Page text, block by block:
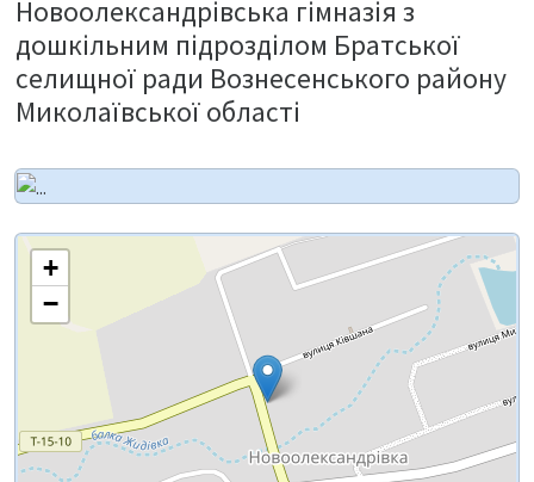
Новоолександрівська гімназія з
дошкільним підрозділом Братської
селищної ради Вознесенського району
Миколаївської області
+
−